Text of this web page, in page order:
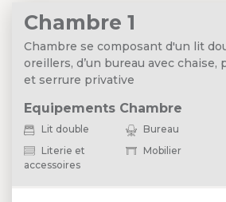
Chambre 1
Chambre se composant d'un lit
oreillers, d’un bureau avec chaise,
et serrure privative
Equipements Chambre
Lit double Bureau
Literie et
accessoires
Mobilier